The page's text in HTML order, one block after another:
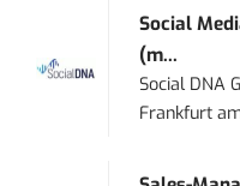
Social
(m...
Social DNA
Frankfurt